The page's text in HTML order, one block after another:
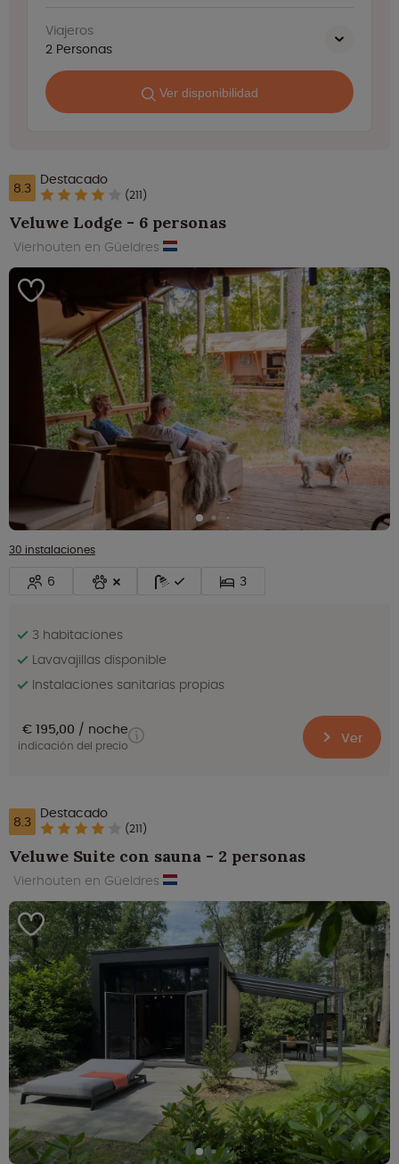
Viajeros
2 Personas
Ver disponibilidad
8.3 Destacado
(211)
Veluwe Lodge - 6 personas
Vierhouten en Güeldres
30 instalaciones
6 3
3 habitaciones
Lavavajillas disponible
Instalaciones sanitarias propias
€ 195,00 noche
indicación del precio Ver
8.3 Destacado
(211)
Veluwe Suite con sauna - 2 personas
Vierhouten en Güeldres